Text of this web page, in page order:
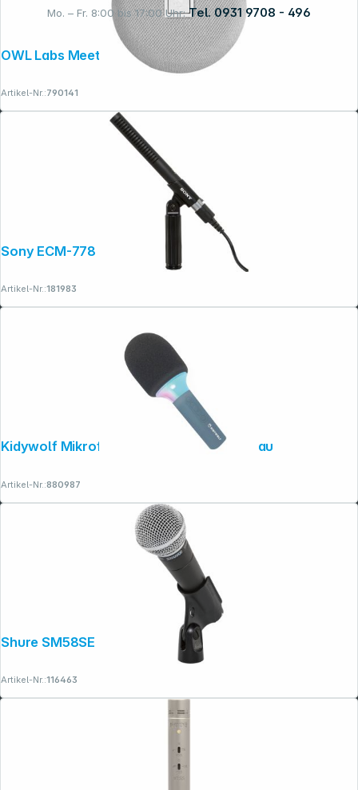
Mo. – Fr. 8:00 bis 17:00 Uhr: Tel. 0931 9708 - 496
OWL Labs Meeting OWL 3 Expansion Mic
Artikel-Nr.:790141
Sony ECM-778 Shotgun Mikrofon
Artikel-Nr.:181983
Kidywolf Mikrofon Bluetooth mit Licht blau
Artikel-Nr.:880987
Shure SM58SE
Artikel-Nr.:116463
Folgen Sie uns auf